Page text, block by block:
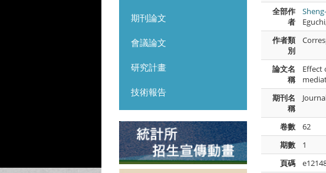
期刊論文
會議論文
研究計畫
技術報告
全部作
者
作者類
別
論文名
稱
Effect
期刊名
稱
卷數
62
期數
1
頁碼